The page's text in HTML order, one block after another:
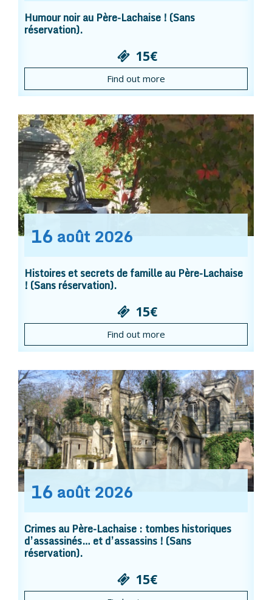
Humour noir au Père-Lachaise ! (Sans
réservation).
15€
Find out more
16 août 2026
Histoires et secrets de famille au Père-Lachaise
! (Sans réservation).
15€
Find out more
16 août 2026
Crimes au Père-Lachaise : tombes historiques
d’assassinés… et d’assassins ! (Sans
réservation).
15€